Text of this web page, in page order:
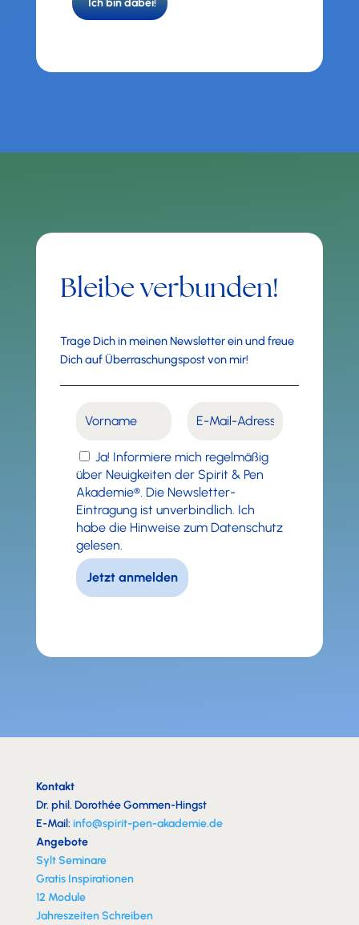
Ich bin dabei!
Bleibe verbunden!
Trage Dich in meinen Newsletter ein und freue
Dich auf Überraschungspost von mir!
Ja! Informiere mich regelmäßig
über Neuigkeiten der Spirit & Pen
Akademie®. Die Newsletter-
Eintragung ist unverbindlich. Ich
habe die Hinweise zum Datenschutz
gelesen.
Kontakt
Dr. phil. Dorothée Gommen-Hingst
E-Mail: info@spirit-pen-akademie.de
Angebote
Sylt Seminare
Gratis Inspirationen
12 Module
Jahreszeiten Schreiben